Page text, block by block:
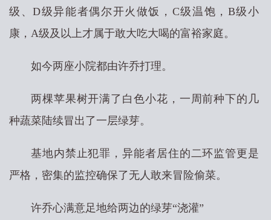
级、D级异能者偶尔开火做饭，C级温饱，B级小
康，A级及以上才属于敢大吃大喝的富裕家庭。
如今两座小院都由许乔打理。
两棵苹果树开满了白色小花，一周前种下的几
种蔬菜陆续冒出了一层绿芽。
基地内禁止犯罪，异能者居住的二环监管更是
严格，密集的监控确保了无人敢来冒险偷菜。
许乔心满意足地给两边的绿芽“浇灌”